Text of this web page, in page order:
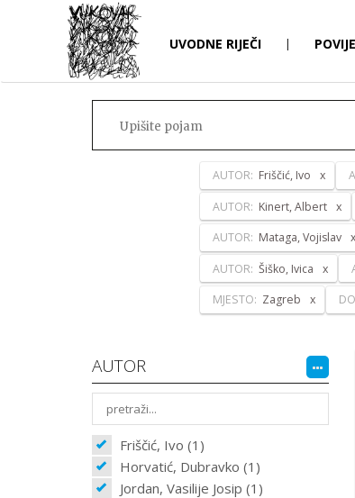
UVODNE RIJEČI |
AUTOR: Friščić, Ivo
AUTOR: Kinert, Albert
AUTOR: Mataga, Vojislav
AUTOR: Šiško, Ivica
MJESTO: Zagreb
AUTOR
Friščić, Ivo (1)
Horvatić, Dubravko (1)
Jordan, Vasilije Josip (1)